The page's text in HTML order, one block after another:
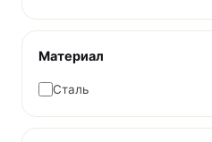
Материал
Сталь